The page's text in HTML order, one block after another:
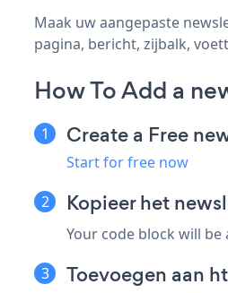
Maak uw aangepaste
pagina, bericht, zijbalk,
How To Add a
Create a Free
Start for free now
Kopieer het
Your code block will
Toevoegen aan